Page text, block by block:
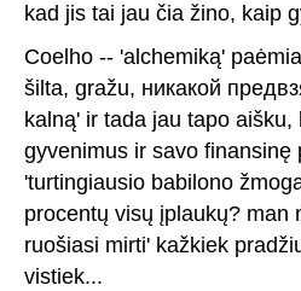
kad jis tai jau čia žino, kaip
Coelho -- 'alchemiką'
šilta, gražu, никакой
kalną' ir tada jau tapo
gyvenimus ir savo
'turtingiausio babilono
procentų visų įplaukų? man
ruošiasi mirti' kažkiek
vistiek...